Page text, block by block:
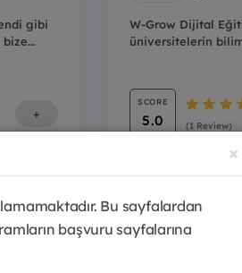
gibi
bize
+
W-Grow Dijital
üniversitelerin
SCORE
5.0 (1 Review)
×
Bu sayfalardan
başvuru sayfalarına